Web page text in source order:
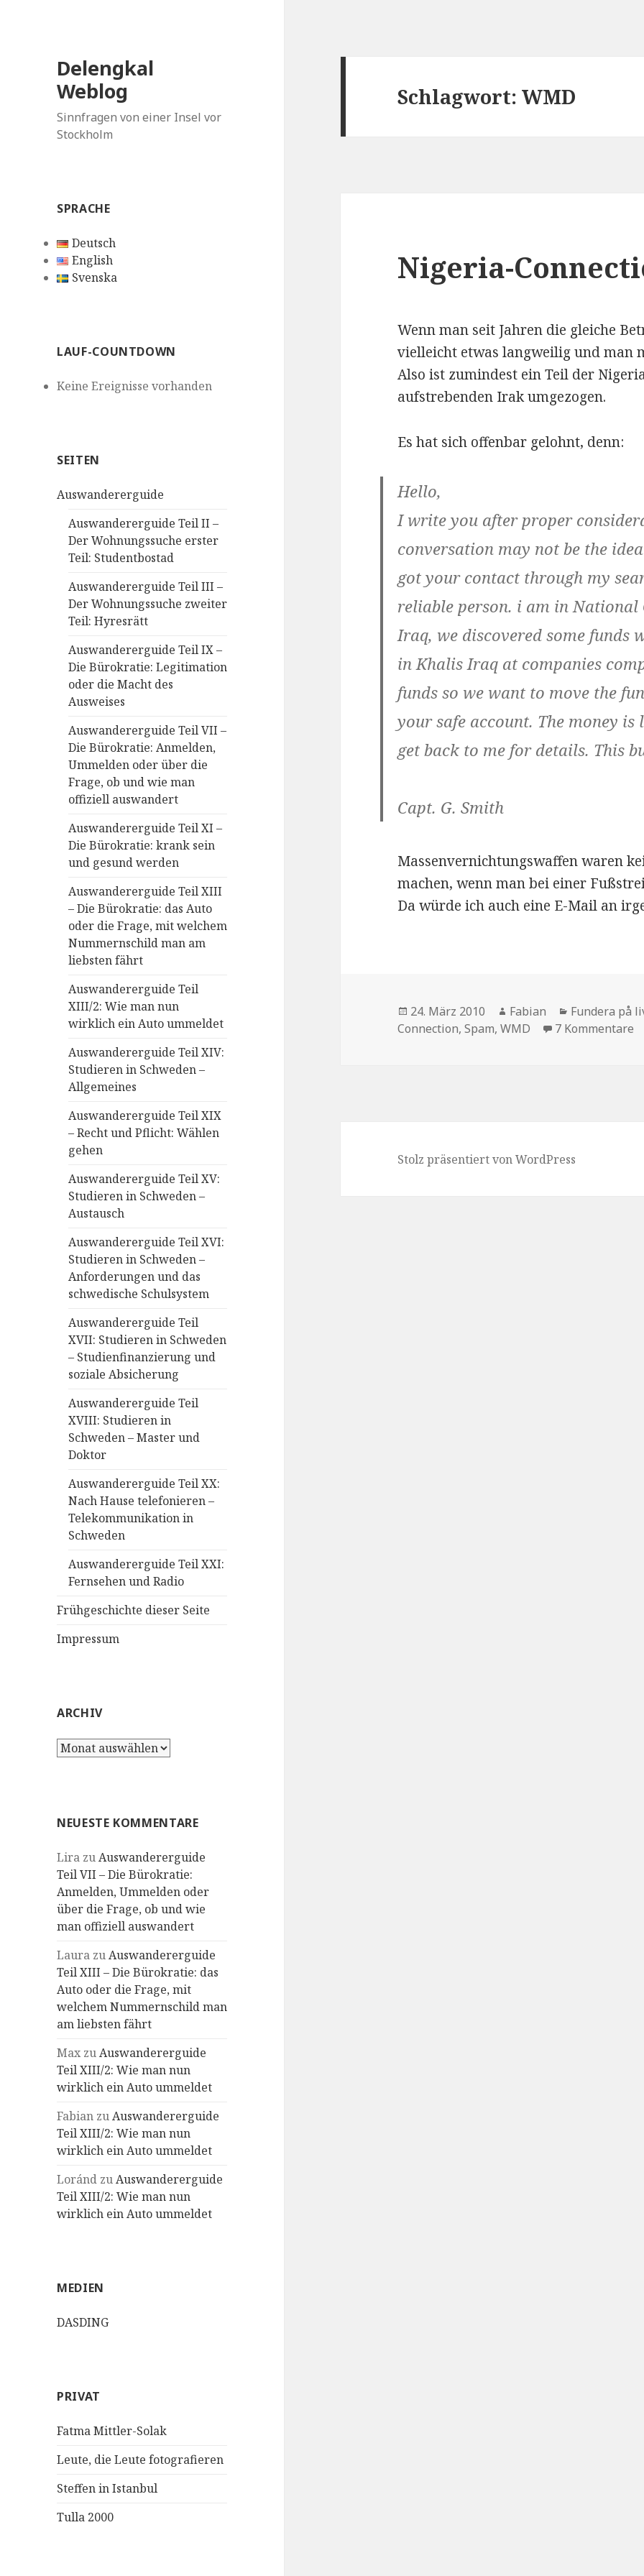
Delengkal
Weblog
Sinnfragen von einer Insel vor
Stockholm
SPRACHE
Deutsch
English
Svenska
LAUF-COUNTDOWN
Keine Ereignisse vorhanden
SEITEN
Auswandererguide
Auswandererguide Teil II –
Der Wohnungssuche erster
Teil: Studentbostad
Auswandererguide Teil III –
Der Wohnungssuche zweiter
Teil: Hyresrätt
Auswandererguide Teil IX –
Die Bürokratie: Legitimation
oder die Macht des
Ausweises
Auswandererguide Teil VII –
Die Bürokratie: Anmelden,
Ummelden oder über die
Frage, ob und wie man
offiziell auswandert
Auswandererguide Teil XI –
Die Bürokratie: krank sein
und gesund werden
Auswandererguide Teil XIII
– Die Bürokratie: das Auto
oder die Frage, mit welchem
Nummernschild man am
liebsten fährt
Auswandererguide Teil
XIII/2: Wie man nun
wirklich ein Auto ummeldet
Auswandererguide Teil XIV:
Studieren in Schweden –
Allgemeines
Auswandererguide Teil XIX
– Recht und Pflicht: Wählen
gehen
Auswandererguide Teil XV:
Studieren in Schweden –
Austausch
Auswandererguide Teil XVI:
Studieren in Schweden –
Anforderungen und das
schwedische Schulsystem
Auswandererguide Teil
XVII: Studieren in Schweden
– Studienfinanzierung und
soziale Absicherung
Auswandererguide Teil
XVIII: Studieren in
Schweden – Master und
Doktor
Auswandererguide Teil XX:
Nach Hause telefonieren –
Telekommunikation in
Schweden
Auswandererguide Teil XXI:
Fernsehen und Radio
Frühgeschichte dieser Seite
Impressum
ARCHIV
Archiv
NEUESTE KOMMENTARE
Lira zuAuswandererguide
Teil VII – Die Bürokratie:
Anmelden, Ummelden oder
über die Frage, ob und wie
man offiziell auswandert
Laura zuAuswandererguide
Teil XIII – Die Bürokratie: das
Auto oder die Frage, mit
welchem Nummernschild man
am liebsten fährt
Max zuAuswandererguide
Teil XIII/2: Wie man nun
wirklich ein Auto ummeldet
Fabian zuAuswandererguide
Teil XIII/2: Wie man nun
wirklich ein Auto ummeldet
Loránd zuAuswandererguide
Teil XIII/2: Wie man nun
wirklich ein Auto ummeldet
MEDIEN
DASDING
PRIVAT
Fatma Mittler-Solak
Leute, die Leute fotografieren
Steffen in Istanbul
Tulla 2000
Schlagwort:WMD
Nigeria-
Wenn man seit Jahren die gleiche
vielleicht etwas langweilig und man
Also ist zumindest ein Teil der
aufstrebenden Irak umgezogen.
Es hat sich offenbar gelohnt, denn:
Hello,
I write you after proper
conversation may not be the
got your contact through my
reliable person. i am in
Iraq, we discovered some funds
in Khalis Iraq at companies
funds so we want to move the
your safe account. The money
get back to me for details. This
Capt. G. Smith
Massenvernichtungswaffen waren
machen, wenn man bei einer
Da würde ich auch eine E-Mail an
Veröffentlicht
am
24. März 2010 Autor
Fabian Kategorien
Fundera på
Connection,Spam,WMD 7 Kommentare
Stolz präsentiert von WordPress